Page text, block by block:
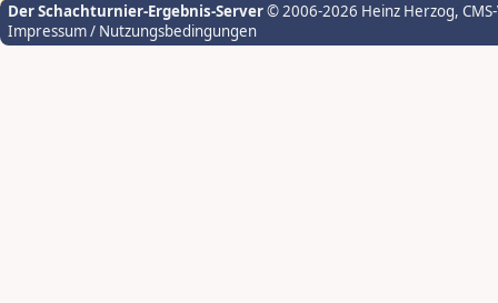
Der Schachturnier-Ergebnis-Server© 2006-2026 Heinz Herzog,
Impressum / Nutzungsbedingungen